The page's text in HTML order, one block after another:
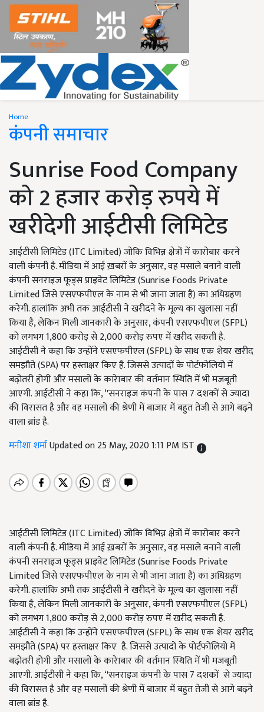
Home
कंपनी समाचार
Sunrise Food Company
को 2 हजार करोड़ रुपये में
खरीदेगी आईटीसी लिमिटेड
आईटीसी लिमिटेड (ITC Limited) जोकि विभिन्न क्षेत्रों में कारोबार करने
वाली कंपनी है. मीडिया में आई ख़बरों के अनुसार, वह मसाले बनाने वाली
कंपनी सनराइज फूड्स प्राइवेट लिमिटेड (Sunrise Foods Private
Limited जिसे एसएफपीएल के नाम से भी जाना जाता है) का अधिग्रहण
करेगी. हालांकि अभी तक आईटीसी ने खरीदने के मूल्य का खुलासा नहीं
किया है, लेकिन मिली जानकारी के अनुसार, कंपनी एसएफपीएल (SFPL)
को लगभग 1,800 करोड़ से 2,000 करोड़ रुपए में खरीद सकती है.
आईटीसी ने कहा कि उन्होंने एसएफपीएल (SFPL) के साथ एक शेयर खरीद
समझौते (SPA) पर हस्ताक्षर किए है. जिससे उत्पादों के पोर्टफोलियो में
बढ़ोतरी होगी और मसालों के कारेाबार की वर्तमान स्थिति में भी मजबूती
आएगी. आईटीसी ने कहा कि, ‘'सनराइज कंपनी के पास 7 दशकों से ज्यादा
की विरासत है और वह मसालों की श्रेणी में बाजार में बहुत तेजी से आगे बढ़ने
वाला ब्रांड है.
मनीशा शर्माUpdated on 25 May, 2020 1:11 PM IST
आईटीसी लिमिटेड (ITC Limited) जोकि विभिन्न क्षेत्रों में कारोबार करने
वाली कंपनी है. मीडिया में आई ख़बरों के अनुसार, वह मसाले बनाने वाली
कंपनी सनराइज फूड्स प्राइवेट लिमिटेड (Sunrise Foods Private
Limited जिसे एसएफपीएल के नाम से भी जाना जाता है) का अधिग्रहण
करेगी. हालांकि अभी तक आईटीसी ने खरीदने के मूल्य का खुलासा नहीं
किया है, लेकिन मिली जानकारी के अनुसार, कंपनी एसएफपीएल (SFPL)
को लगभग 1,800 करोड़ से 2,000 करोड़ रुपए में खरीद सकती है.
आईटीसी ने कहा कि उन्होंने एसएफपीएल (SFPL) के साथ एक शेयर खरीद
समझौते (SPA) पर हस्ताक्षर किए है. जिससे उत्पादों के पोर्टफोलियो में
बढ़ोतरी होगी और मसालों के कारेाबार की वर्तमान स्थिति में भी मजबूती
आएगी. आईटीसी ने कहा कि, ‘'सनराइज कंपनी के पास 7 दशकों से ज्यादा
की विरासत है और वह मसालों की श्रेणी में बाजार में बहुत तेजी से आगे बढ़ने
वाला ब्रांड है.